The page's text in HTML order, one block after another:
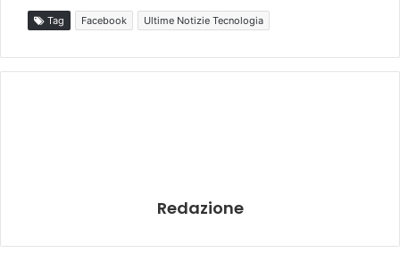
Tag Facebook Ultime Notizie Tecnologia
Redazione